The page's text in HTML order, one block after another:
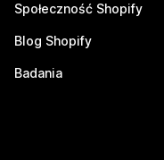
Społeczność Shopify
Blog Shopify
Badania